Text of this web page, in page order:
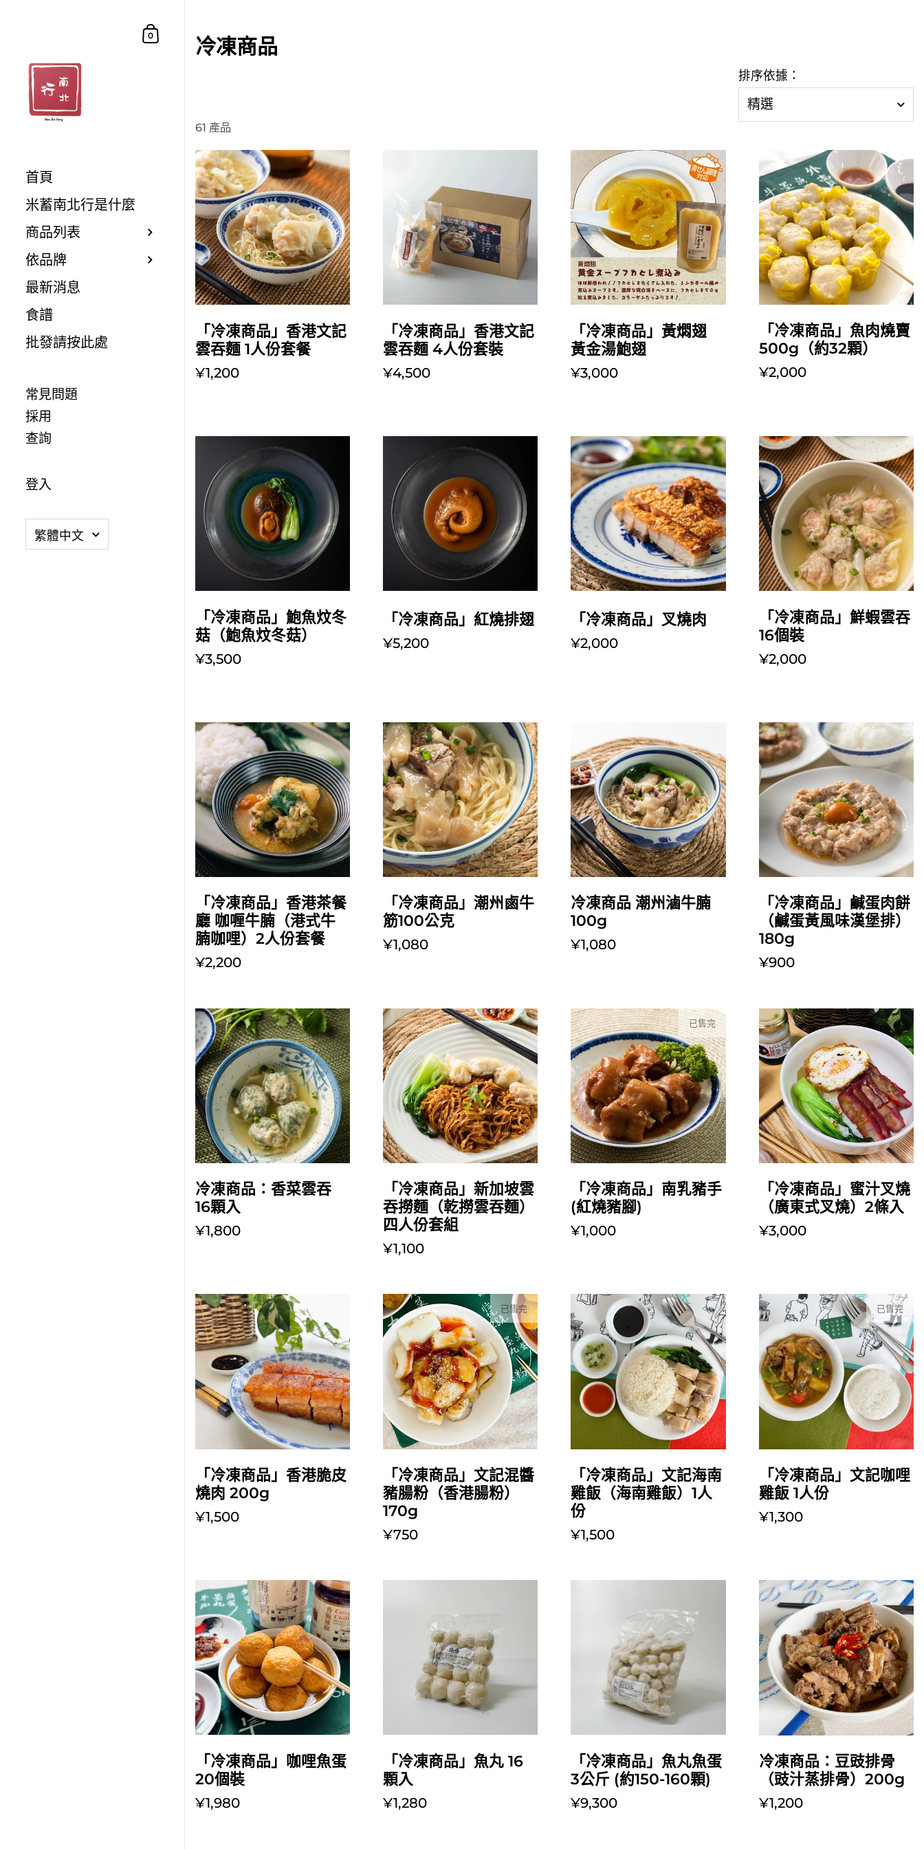
購物車
0
首頁
米蓄南北行是什麼
商品列表
依品牌
最新消息
食譜
批發請按此處
常見問題
採用
查詢
登入
語言
繁體中文
冷凍商品
排序依據：
61 產品
放入購物車
「冷凍商品」香港文記
雲吞麵 1人份套餐
¥1,200
放入購物車
「冷凍商品」香港文記
雲吞麵 4人份套裝
¥4,500
放入購物車
「冷凍商品」黃燜翅
黃金湯鮑翅
¥3,000
放入購物車
「冷凍商品」魚肉燒賣
500g（約32顆）
¥2,000
放入購物車
「冷凍商品」鮑魚炆冬
菇（鮑魚炆冬菇）
¥3,500
放入購物車
「冷凍商品」紅燒排翅
¥5,200
放入購物車
「冷凍商品」叉燒肉
¥2,000
放入購物車
「冷凍商品」鮮蝦雲吞
16個裝
¥2,000
放入購物車
「冷凍商品」香港茶餐
廳 咖喱牛腩（港式牛
腩咖哩）2人份套餐
¥2,200
放入購物車
「冷凍商品」潮州鹵牛
筋100公克
¥1,080
放入購物車
冷凍商品 潮州滷牛腩
100g
¥1,080
放入購物車
「冷凍商品」鹹蛋肉餅
（鹹蛋黃風味漢堡排）
180g
¥900
放入購物車
冷凍商品：香菜雲吞
16顆入
¥1,800
放入購物車
「冷凍商品」新加坡雲
吞撈麵（乾撈雲吞麵）
四人份套組
¥1,100
「冷凍商品」南乳豬手
(紅燒豬腳)
¥1,000
已售完
放入購物車
「冷凍商品」蜜汁叉燒
（廣東式叉燒）2條入
¥3,000
放入購物車
「冷凍商品」香港脆皮
燒肉 200g
¥1,500
「冷凍商品」文記混醬
豬腸粉（香港腸粉）
170g
¥750
已售完
放入購物車
「冷凍商品」文記海南
雞飯（海南雞飯）1人
份
¥1,500
「冷凍商品」文記咖哩
雞飯 1人份
¥1,300
已售完
放入購物車
「冷凍商品」咖哩魚蛋
20個裝
¥1,980
放入購物車
「冷凍商品」魚丸 16
顆入
¥1,280
放入購物車
「冷凍商品」魚丸魚蛋
3公斤 (約150-160顆)
¥9,300
放入購物車
冷凍商品：豆豉排骨
（豉汁蒸排骨）200g
¥1,200